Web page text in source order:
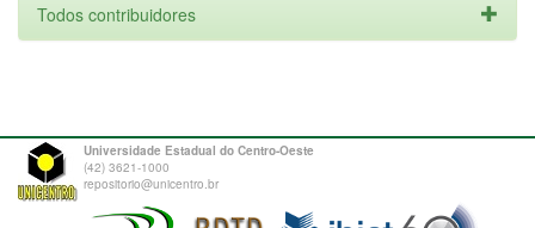
Todos contribuidores
Universidade Estadual do Centro-Oeste
(42) 3621-1000
repositorio@unicentro.br